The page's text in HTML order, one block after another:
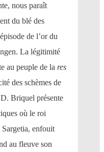
nous paraît
du blé des
de l’or du
La légitimité
au peuple de la res
des schèmes de
Briquel présente
où le roi
Sargetia, enfouit
au fleuve son